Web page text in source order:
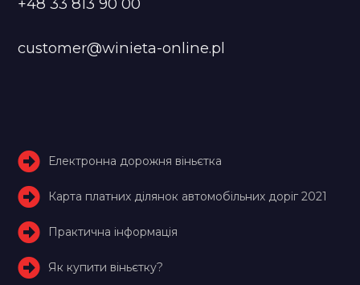
customer@winieta-online.pl
Електронна дорожня віньєтка
Карта платних ділянок автомобільних доріг 2021
Практична інформація
Як купити віньєтку?